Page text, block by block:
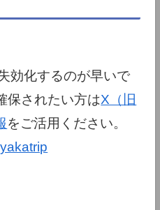
効化するのが早いで
保されたい方はX（旧
をご活用ください。